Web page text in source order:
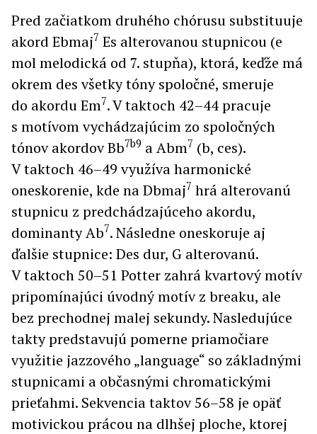
Pred začiatkom druhého chórusu substituuje
akord Ebmaj7 Es alterovanou stupnicou (e
mol melodická od 7. stupňa), ktorá, keďže má
okrem des všetky tóny spoločné, smeruje
do akordu Em7. V taktoch 42–44 pracuje
s motívom vychádzajúcim zo spoločných
tónov akordov Bb7b9 a Abm7 (b, ces).
V taktoch 46–49 využíva harmonické
oneskorenie, kde na Dbmaj7 hrá alterovanú
stupnicu z predchádzajúceho akordu,
dominanty Ab7. Následne oneskoruje aj
ďalšie stupnice: Des dur, G alterovanú.
V taktoch 50–51 Potter zahrá kvartový motív
pripomínajúci úvodný motív z breaku, ale
bez prechodnej malej sekundy. Nasledujúce
takty predstavujú pomerne priamočiare
využitie jazzového „language“ so základnými
stupnicami a občasnými chromatickými
prieťahmi. Sekvencia taktov 56–58 je opäť
motivickou prácou na dlhšej ploche, ktorej